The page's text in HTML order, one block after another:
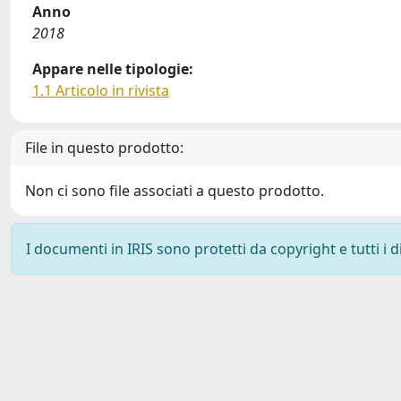
Anno
2018
Appare nelle tipologie:
1.1 Articolo in rivista
File in questo prodotto:
Non ci sono file associati a questo prodotto.
I documenti in IRIS sono protetti da copyright e tutti i